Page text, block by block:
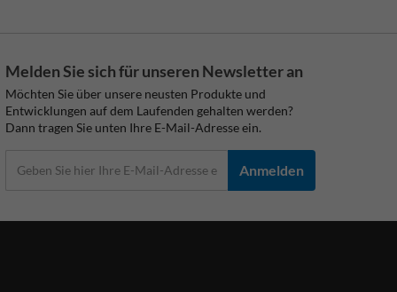
Melden Sie sich für unseren Newsletter an
Möchten Sie über unsere neusten Produkte und
Entwicklungen auf dem Laufenden gehalten werden?
Dann tragen Sie unten Ihre E-Mail-Adresse ein.
Anmelden